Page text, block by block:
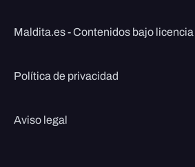
Maldita.es - Contenidos bajo
Política de privacidad
Aviso legal